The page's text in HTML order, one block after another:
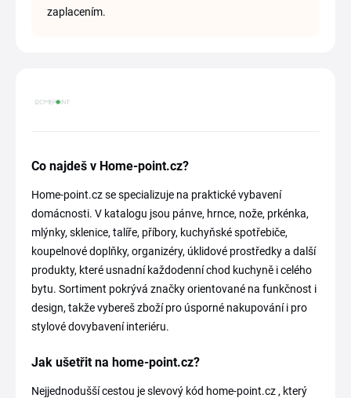
zaplacením.
Co najdeš v Home-point.cz?
Home-point.cz se specializuje na praktické vybavení
domácnosti. V katalogu jsou pánve, hrnce, nože, prkénka,
mlýnky, sklenice, talíře, příbory, kuchyňské spotřebiče,
koupelnové doplňky, organizéry, úklidové prostředky a další
produkty, které usnadní každodenní chod kuchyně i celého
bytu. Sortiment pokrývá značky orientované na funkčnost i
design, takže vybereš zboží pro úsporné nakupování i pro
stylové dovybavení interiéru.
Jak ušetřit na home-point.cz?
Nejjednodušší cestou je slevový kód home-point.cz , který